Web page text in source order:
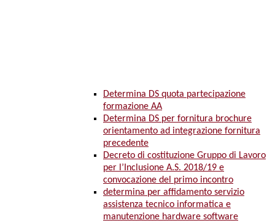
Determina DS quota partecipazione
formazione AA
Determina DS per fornitura brochure
orientamento ad integrazione fornitura
precedente
Decreto di costituzione Gruppo di Lavoro
per l’Inclusione A.S. 2018/19 e
convocazione del primo incontro
determina per affidamento servizio
assistenza tecnico informatica e
manutenzione hardware software